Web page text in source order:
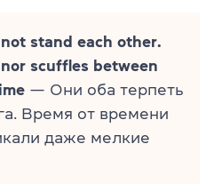
stand each other.
scuffles between
— Они оба терпеть
Время от времени
даже мелкие